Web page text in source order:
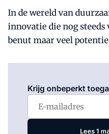
In de wereld van
innovatie die nog
benut maar veel
Krijg onbeperkt
Lees 1